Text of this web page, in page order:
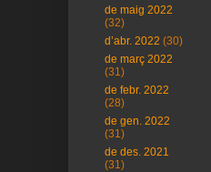
de maig 2022
(32)
d’abr. 2022 (30)
de març 2022
(31)
de febr. 2022
(28)
de gen. 2022
(31)
de des. 2021
(31)